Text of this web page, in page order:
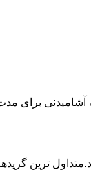
آشامیدنی برای
می شود و مقدار 85 درصد بازار